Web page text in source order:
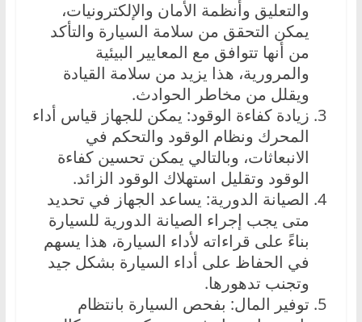
والتعليق وأنظمة الأمان والإلكترونيات،
يمكن التحقق من سلامة السيارة والتأكد
من أنها تتوافق مع المعايير البيئية
والمرورية، هذا يزيد من سلامة القيادة
ويقلل من مخاطر الحوادث.
زيادة كفاءة الوقود: يمكن للجهاز قياس أداء
المحرك ونظام الوقود والتحكم في
الانبعاثات، وبالتالي يمكن تحسين كفاءة
الوقود وتقليل استهلاك الوقود الزائد.
الصيانة الدورية: يساعد الجهاز في تحديد
متى يجب إجراء الصيانة الدورية للسيارة
بناءً على قراءاته لأداء السيارة، هذا يسهم
في الحفاظ على أداء السيارة بشكل جيد
وتجنب تدهورها.
توفير المال: بفحص السيارة بانتظام